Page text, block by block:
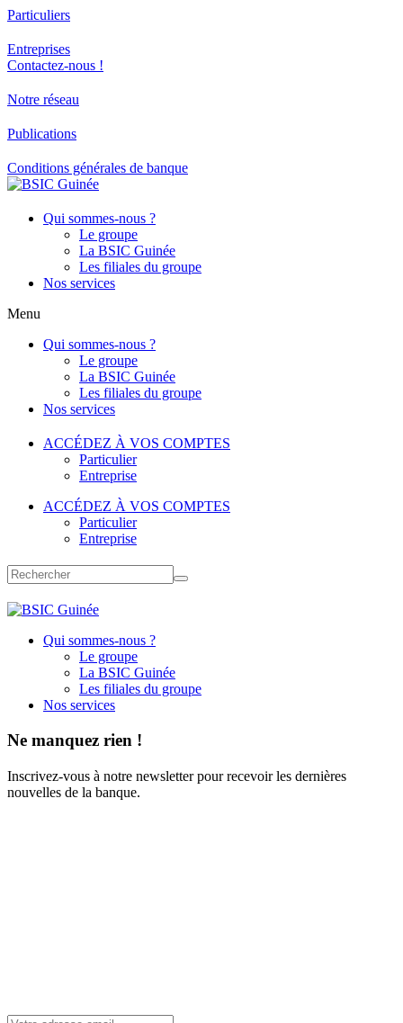
Particuliers
Entreprises
Contactez-nous !
Notre réseau
Publications
Conditions générales de banque
Qui sommes-nous ?
Le groupe
La BSIC Guinée
Les filiales du groupe
Nos services
Menu
Qui sommes-nous ?
Le groupe
La BSIC Guinée
Les filiales du groupe
Nos services
ACCÉDEZ À VOS COMPTES
Particulier
Entreprise
ACCÉDEZ À VOS COMPTES
Particulier
Entreprise
Qui sommes-nous ?
Le groupe
La BSIC Guinée
Les filiales du groupe
Nos services
Ne manquez rien !
Inscrivez-vous à notre newsletter pour recevoir les dernières
nouvelles de la banque.